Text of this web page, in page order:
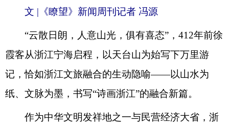
文 |《瞭望》新闻周刊记者 冯源
“云散日朗，人意山光，俱有喜态”，412年前徐
霞客从浙江宁海启程，以天台山为始写下万里游
记，恰如浙江文旅融合的生动隐喻——以山水为
纸、文脉为墨，书写“诗画浙江”的融合新篇。
作为中华文明发祥地之一与民营经济大省，浙